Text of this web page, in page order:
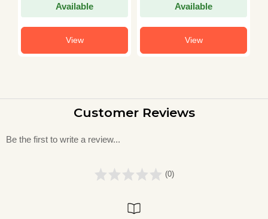
Available
View
Available
View
Customer Reviews
Be the first to write a review...
(0)